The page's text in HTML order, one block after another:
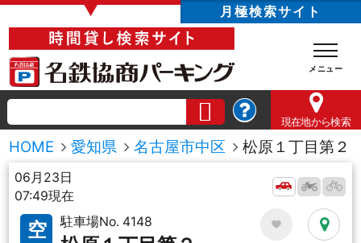
▼ 月極検索サイト
現在地から検索
HOME 愛知県 名古屋市中区 松原１丁目第２
06月23日
07:49現在
空 駐車場No. 4148